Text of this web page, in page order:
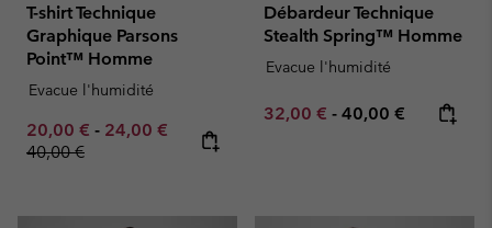
T-shirt Technique
Graphique Parsons
Point™ Homme
Evacue l'humidité
Minimum sale price:
20,00 € - Maximum sale price:
24,00 € Regular price:
40,00 €
Débardeur Technique
Stealth Spring™ Homme
Evacue l'humidité
Minimum sale price:
32,00 € - Maximum price:
40,00 €